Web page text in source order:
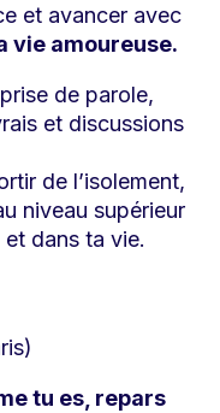
et avancer avec
vie amoureuse.
de parole,
et discussions
de l’isolement,
niveau supérieur
dans ta vie.
tu es, repars